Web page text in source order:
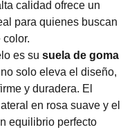
calidad ofrece un
para quienes buscan
color.
es su suela de goma
solo eleva el diseño,
y duradera. El
en rosa suave y el
equilibrio perfecto